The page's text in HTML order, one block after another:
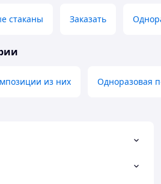
стаканы Заказать
из них Одноразовая